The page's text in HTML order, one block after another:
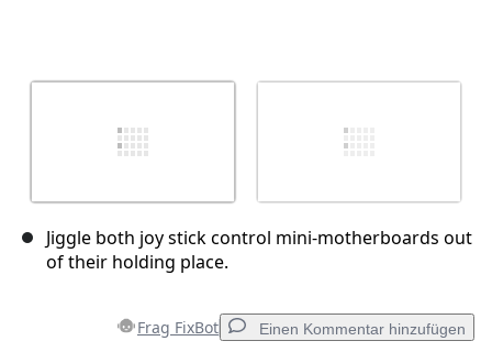
Jiggle both joy stick control mini-motherboards out
of their holding place.
Frag FixBot Einen Kommentar hinzufügen